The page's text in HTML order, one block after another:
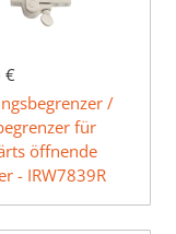
€
/
für
öffnende
- IRW7839R